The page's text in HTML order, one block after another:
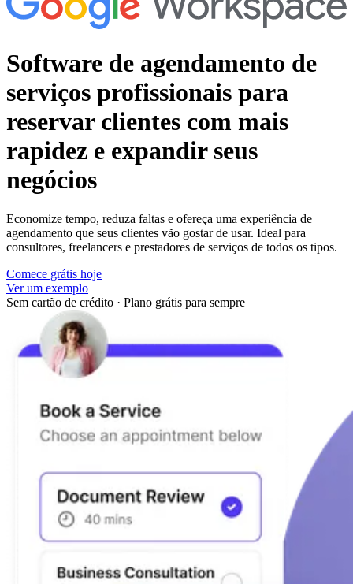
Software de agendamento de
serviços profissionais para
reservar clientes com mais
rapidez e expandir seus
negócios
Economize tempo, reduza faltas e ofereça uma experiência de
agendamento que seus clientes vão gostar de usar. Ideal para
consultores, freelancers e prestadores de serviços de todos os tipos.
Comece grátis hoje
Ver um exemplo
Sem cartão de crédito · Plano grátis para sempre